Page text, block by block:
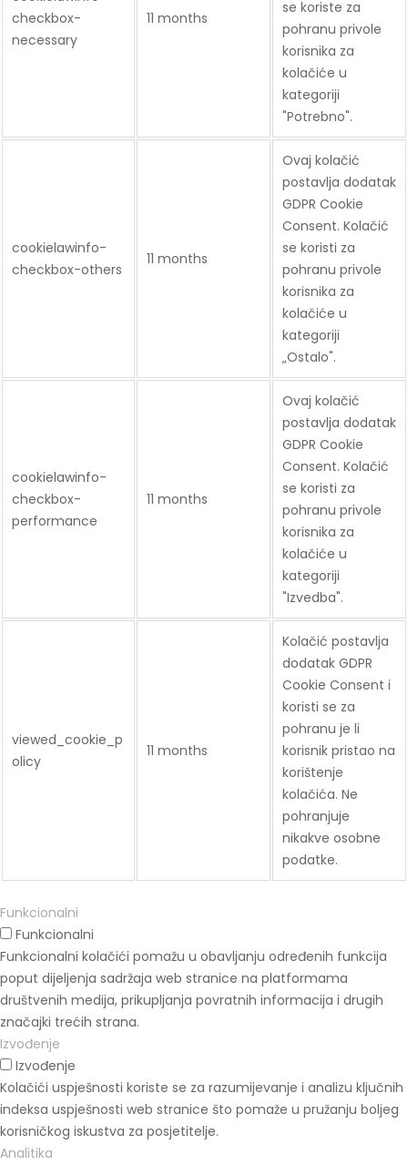
checkbox-
necessary
11 months
se koriste za
pohranu privole
korisnika za
kolačiće u
kategoriji
"Potrebno".
cookielawinfo-
checkbox-others
11 months
Ovaj kolačić
postavlja dodatak
GDPR Cookie
Consent. Kolačić
se koristi za
pohranu privole
korisnika za
kolačiće u
kategoriji
„Ostalo".
cookielawinfo-
checkbox-
performance
11 months
Ovaj kolačić
postavlja dodatak
GDPR Cookie
Consent. Kolačić
se koristi za
pohranu privole
korisnika za
kolačiće u
kategoriji
"Izvedba".
viewed_cookie_p
olicy
11 months
Kolačić postavlja
dodatak GDPR
Cookie Consent i
koristi se za
pohranu je li
korisnik pristao na
korištenje
kolačića. Ne
pohranjuje
nikakve osobne
podatke.
Funkcionalni
Funkcionalni
Funkcionalni kolačići pomažu u obavljanju određenih funkcija
poput dijeljenja sadržaja web stranice na platformama
društvenih medija, prikupljanja povratnih informacija i drugih
značajki trećih strana.
Izvođenje
Izvođenje
Kolačići uspješnosti koriste se za razumijevanje i analizu ključnih
indeksa uspješnosti web stranice što pomaže u pružanju boljeg
korisničkog iskustva za posjetitelje.
Analitika